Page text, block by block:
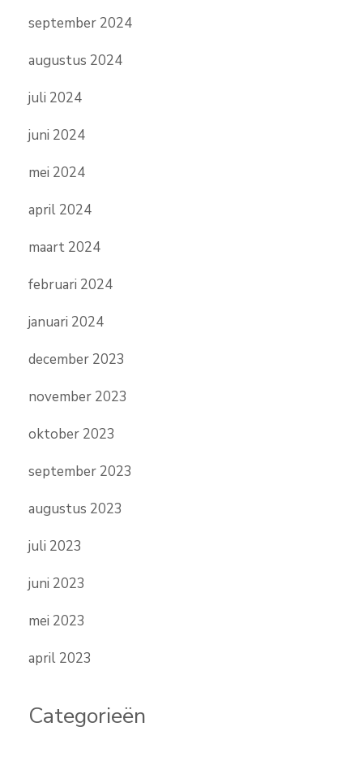
september 2024
augustus 2024
juli 2024
juni 2024
mei 2024
april 2024
maart 2024
februari 2024
januari 2024
december 2023
november 2023
oktober 2023
september 2023
augustus 2023
juli 2023
juni 2023
mei 2023
april 2023
Categorieën